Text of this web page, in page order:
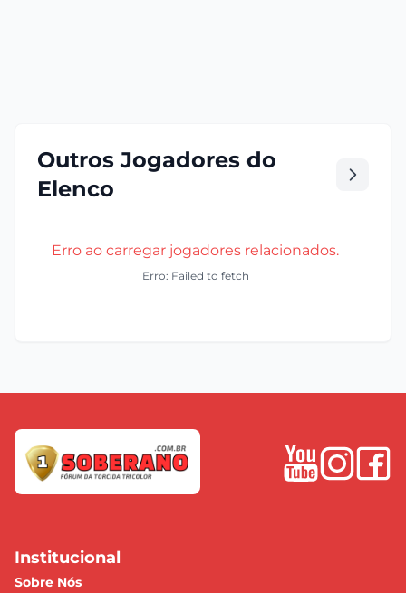
Outros Jogadores do
Elenco
Erro ao carregar jogadores relacionados.
Erro: Failed to fetch
Institucional
Sobre Nós